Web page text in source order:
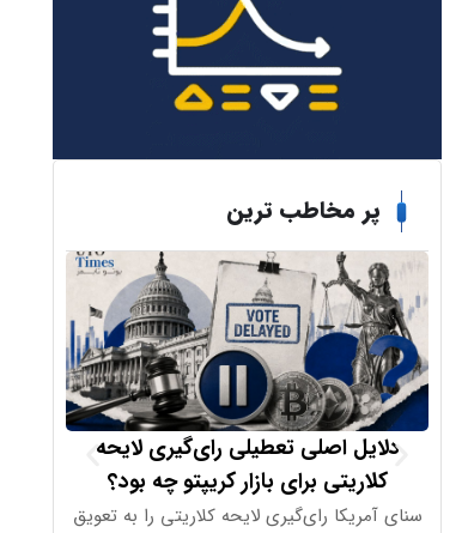
پر مخاطب ترین
دلایل اصلی تعطیلی رای‌گیری لایحه
کلاریتی برای بازار کریپتو چه بود؟
سنای آمریکا رای‌گیری لایحه کلاریتی را به تعویق